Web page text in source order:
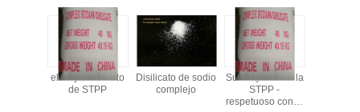
el mejor sustituto
de STPP
Disilicato de sodio
complejo
Sustituyente de la
STPP -
respetuoso con el